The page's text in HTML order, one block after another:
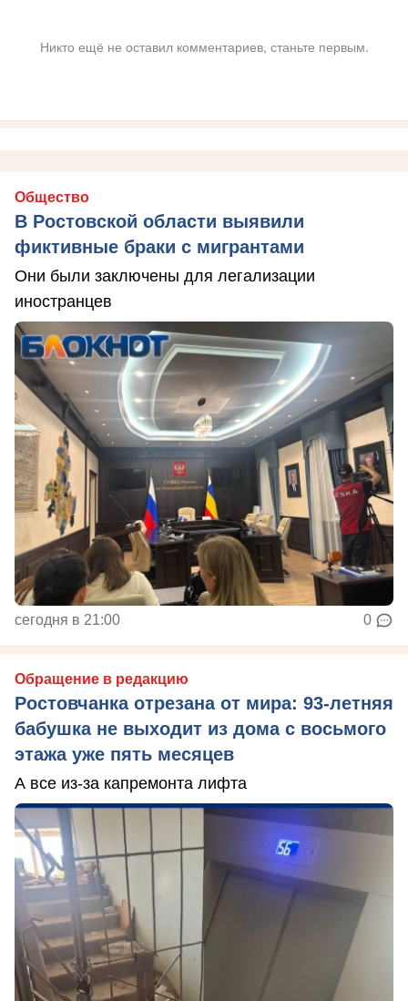
Никто ещё не оставил комментариев, станьте первым.
Общество
В Ростовской области выявили
фиктивные браки с мигрантами
Они были заключены для легализации
иностранцев
сегодня в 21:00 0
Обращение в редакцию
Ростовчанка отрезана от мира: 93-летняя
бабушка не выходит из дома с восьмого
этажа уже пять месяцев
А все из-за капремонта лифта